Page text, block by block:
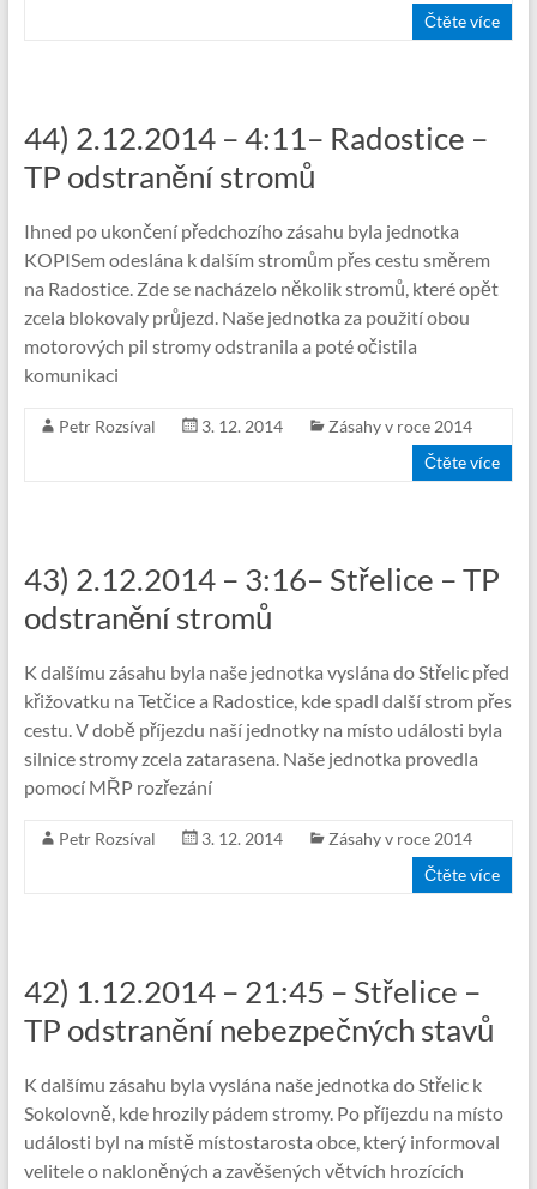
Čtěte více
44) 2.12.2014 – 4:11– Radostice –
TP odstranění stromů
Ihned po ukončení předchozího zásahu byla jednotka
KOPISem odeslána k dalším stromům přes cestu směrem
na Radostice. Zde se nacházelo několik stromů, které opět
zcela blokovaly průjezd. Naše jednotka za použití obou
motorových pil stromy odstranila a poté očistila
komunikaci
Petr Rozsíval 3. 12. 2014
Zásahy v roce 2014
Čtěte více
43) 2.12.2014 – 3:16– Střelice – TP
odstranění stromů
K dalšímu zásahu byla naše jednotka vyslána do Střelic před
křižovatku na Tetčice a Radostice, kde spadl další strom přes
cestu. V době příjezdu naší jednotky na místo události byla
silnice stromy zcela zatarasena. Naše jednotka provedla
pomocí MŘP rozřezání
Petr Rozsíval 3. 12. 2014
Zásahy v roce 2014
Čtěte více
42) 1.12.2014 – 21:45 – Střelice –
TP odstranění nebezpečných stavů
K dalšímu zásahu byla vyslána naše jednotka do Střelic k
Sokolovně, kde hrozily pádem stromy. Po příjezdu na místo
události byl na místě místostarosta obce, který informoval
velitele o nakloněných a zavěšených větvích hrozících